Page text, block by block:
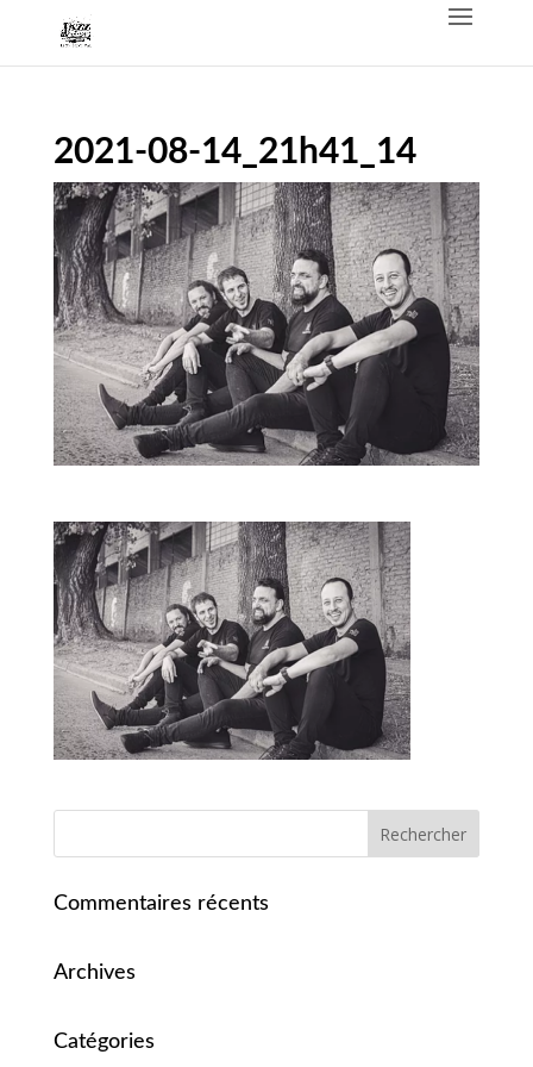
2021-08-14_21h41_14
Commentaires récents
Archives
Catégories